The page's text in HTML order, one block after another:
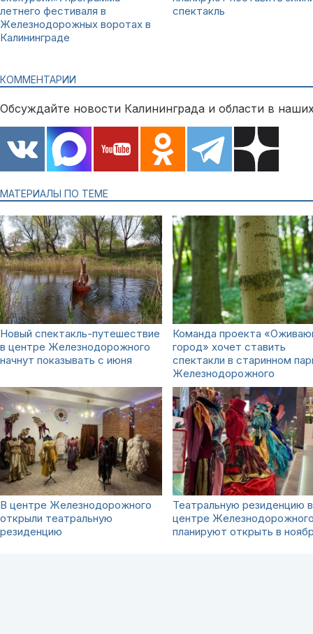
летнего фестиваля в
Железнодорожных воротах в
Калининграде
спектакль
КОММЕНТАРИИ
Обсуждайте новости Калининграда и области в
МАТЕРИАЛЫ ПО ТЕМЕ
Новый спектакль-путешествие
в центре Железнодорожного
начнут показывать с июня
Команда проекта
город» хочет ставить
спектакли в старинном
Железнодорожного
В центре Железнодорожного
открыли театральную
резиденцию
Театральную резиденцию в
центре
планируют открыть в